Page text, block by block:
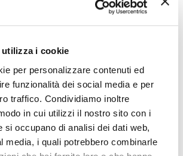
i cookie
per personalizzare contenuti ed
funzionalità dei social media e per
traffico. Condividiamo inoltre
in cui utilizzi il nostro sito con i
si occupano di analisi dei dati web,
media, i quali potrebbero combinarle
Vasca baule su
misura - CORA Fiat
Tipo